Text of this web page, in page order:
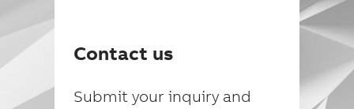
Contact us
Submit your inquiry and